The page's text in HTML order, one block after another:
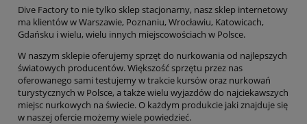
Dive Factory to nie tylko sklep stacjonarny, nasz sklep internetowy
ma klientów w Warszawie, Poznaniu, Wrocławiu, Katowicach,
Gdańsku i wielu, wielu innych miejscowościach w Polsce.
W naszym sklepie oferujemy sprzęt do nurkowania od najlepszych
światowych producentów. Większość sprzętu przez nas
oferowanego sami testujemy w trakcie kursów oraz nurkowań
turystycznych w Polsce, a także wielu wyjazdów do najciekawszych
miejsc nurkowych na świecie. O każdym produkcie jaki znajduje się
w naszej ofercie możemy wiele powiedzieć.